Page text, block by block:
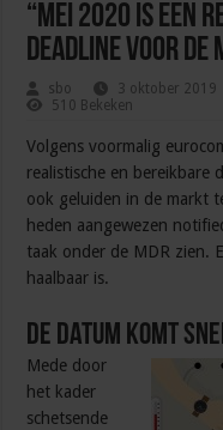
“mei 2020 is een
deadline voor de
sbo 3 oktober 2019
510 Bekeken
Volgens voormalig
realistische en bereikbare
ook geluiden in de markt
heden aangewezen
taak onder de MDR zien.
haalbaar is.
De datum komt
Mede door
het kader
schetsende